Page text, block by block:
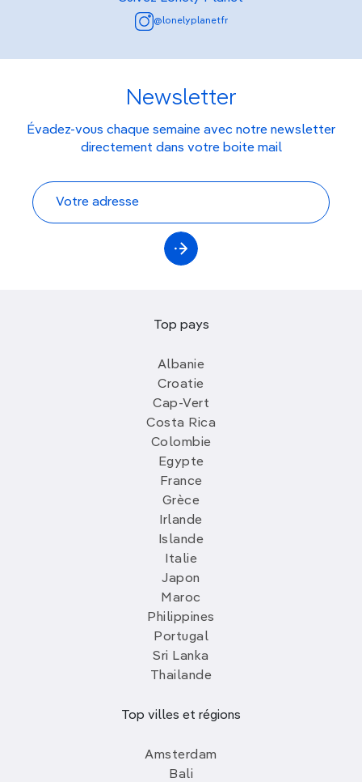
@lonelyplanetfr
Newsletter
Évadez-vous chaque semaine avec notre newsletter
directement dans votre boite mail
Top pays
Albanie
Croatie
Cap-Vert
Costa Rica
Colombie
Egypte
France
Grèce
Irlande
Islande
Italie
Japon
Maroc
Philippines
Portugal
Sri Lanka
Thailande
Top villes et régions
Amsterdam
Bali